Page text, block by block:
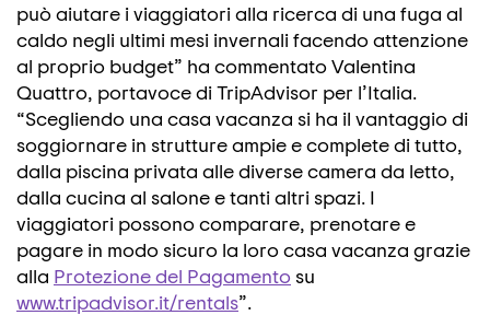
può aiutare i viaggiatori alla ricerca di una fuga al
caldo negli ultimi mesi invernali facendo attenzione
al proprio budget” ha commentato Valentina
Quattro, portavoce di TripAdvisor per l’Italia.
“Scegliendo una casa vacanza si ha il vantaggio di
soggiornare in strutture ampie e complete di tutto,
dalla piscina privata alle diverse camera da letto,
dalla cucina al salone e tanti altri spazi. I
viaggiatori possono comparare, prenotare e
pagare in modo sicuro la loro casa vacanza grazie
alla Protezione del Pagamento su
www.tripadvisor.it/rentals”.